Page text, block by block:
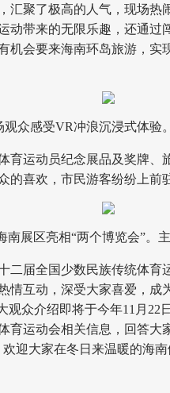
汇聚了极高的人气，现场热
动带来的无限乐趣，还通过
机会要来海南环岛旅游，实
观众感受VR冲浪沉浸式体验
运动员纪念展品及奖牌、
的喜欢，市民游客纷纷上前
南展区亮相“两个博览会”。
届全国少数民族传统体育
情互动，深受大家喜爱，成
观众介绍即将于今年11月22
育运动会相关信息，回答大
迎大家在冬日来温暖的海南